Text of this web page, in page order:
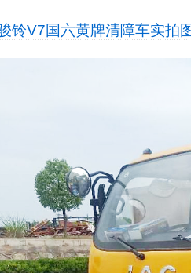
铃V7国六黄牌清障车实拍